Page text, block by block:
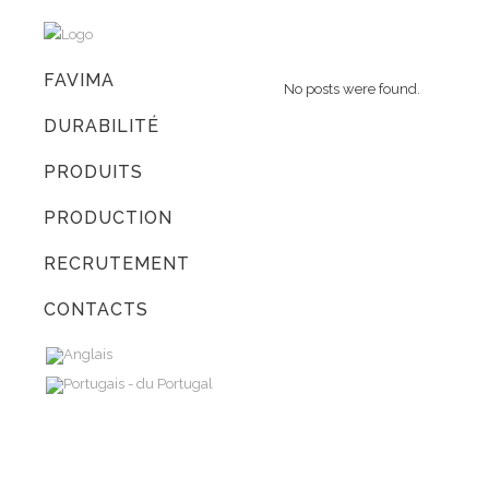
FAVIMA
DURABILITÉ
PRODUITS
PRODUCTION
RECRUTEMENT
CONTACTS
No posts were found.